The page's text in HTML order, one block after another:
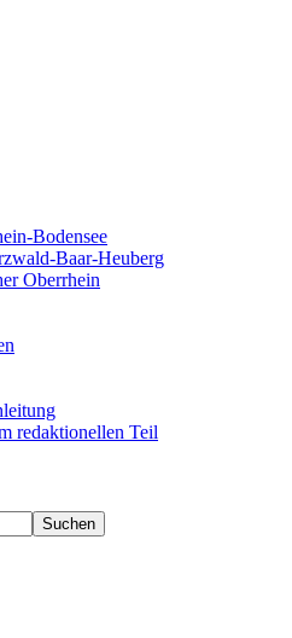
Bodensee
Baar-Heuberg
Oberrhein
redaktionellen Teil